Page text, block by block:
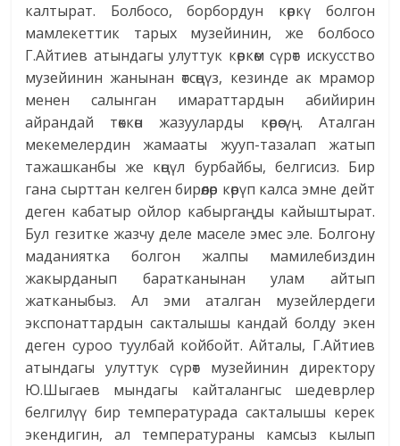
калтырат. Болбосо, борбордун көркү болгон
мамлекеттик тарых музейинин, же болбосо
Г.Айтиев атындагы улуттук көркөм сүрөт искусство
музейинин жанынан өтсөңүз, кезинде ак мрамор
менен салынган имараттардын абийирин
айрандай төккөн жазууларды көрөсүң. Аталган
мекемелердин жамааты жууп-тазалап жатып
тажашканбы же көңүл бурбайбы, белгисиз. Бир
гана сырттан келген бирөөлөр көрүп калса эмне дейт
деген кабатыр ойлор кабыргаңды кайыштырат.
Бул гезитке жазчу деле маселе эмес эле. Болгону
маданиятка болгон жалпы мамилебиздин
жакырданып баратканынан улам айтып
жатканыбыз. Ал эми аталган музейлердеги
экспонаттардын сакталышы кандай болду экен
деген суроо туулбай койбойт. Айталы, Г.Айтиев
атындагы улуттук сүрөт музейинин директору
Ю.Шыгаев мындагы кайталангыс шедеврлер
белгилүү бир температурада сакталышы керек
экендигин, ал температураны камсыз кылып